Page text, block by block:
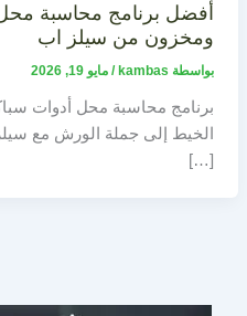
أفضل برنامج محاسبة
ومخزون من سيلز اب
بواسطة kambas
/ مايو 19, 2026
برنامج محاسبة محل أدوات
الخيط إلى جملة الورش مع
[…]